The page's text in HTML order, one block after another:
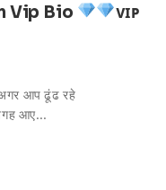
Vip Bio
ᴠɪᴘ
अगर आप ढूंढ रहे
आए…